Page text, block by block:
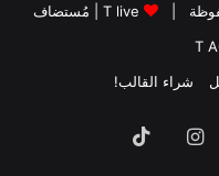
T live | مُستضاف
T
شراء القالب!
انستقرام